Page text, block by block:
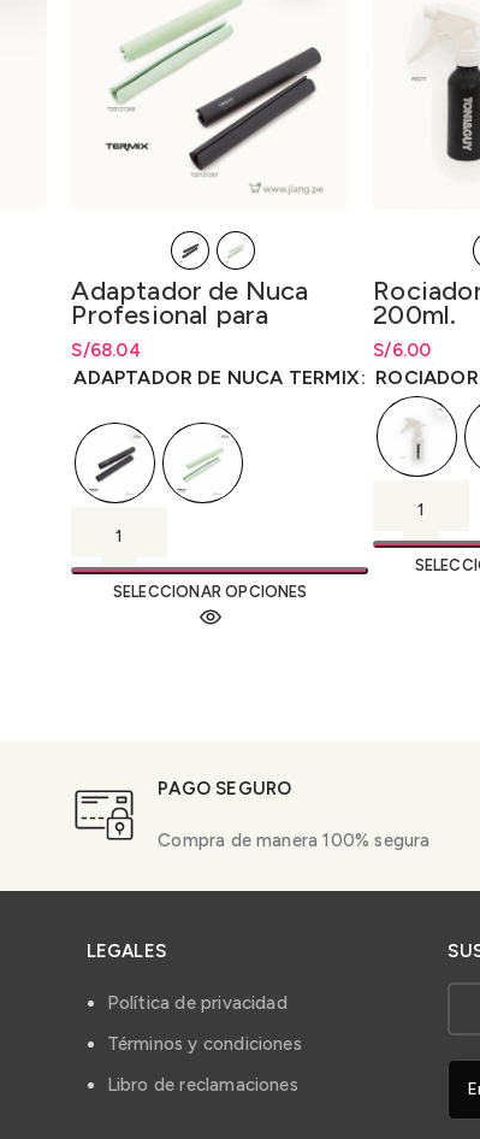
Adaptador de Nuca
Profesional para
Lavacabeza Termix
S/68.04
Rango de precios: desde
S/68.04hasta S/68.04
ADAPTADOR DE NUCA TERMIX
SELECCIONAR OPCIONES
200ml.
S/6.00
Rango de
hastaS/
PAGO SEGURO
Compra de manera 100% segura
LEGALES
Política de privacidad
Términos y condiciones
Libro de reclamaciones